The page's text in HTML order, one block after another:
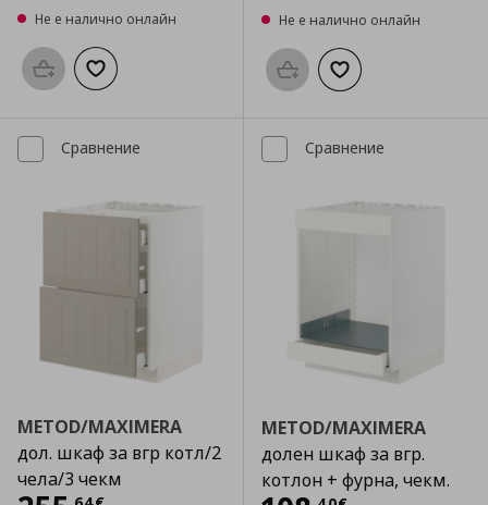
Не е налично онлайн
Προσθήκη στο καλάθι
Добави към списъка с любими
Не е налично онлайн
Προσθήκη στο καλάθι
Добави към
Сравнение
METOD/MAXIMERA
дол. шкаф за вгр котл/2
чела/3 чекм
Сравнение
METOD/MAXIMERA
долен шкаф за вгр.
котлон + фурна, чекм.